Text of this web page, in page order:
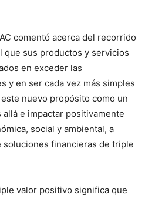
comentó acerca del recorrido
que sus productos y servicios
en exceder las
y en ser cada vez más simples
nuevo propósito como un
e impactar positivamente
social y ambiental, a
financieras de triple
valor positivo significa que